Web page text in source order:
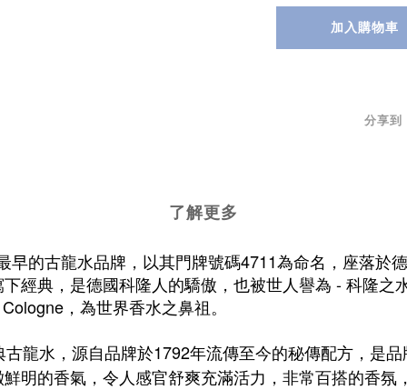
加入購物車
分享到
了解更多
的古龍水品牌，以其門牌號碼4711為命名，座落於
經典，是德國科隆人的驕傲，也被世人譽為 - 科隆
，為世界香水之鼻祖。
龍水，源自品牌於1792年流傳至今的秘傳配方，是
明的香氣， 令人感官舒爽充滿活力，非常百搭的香